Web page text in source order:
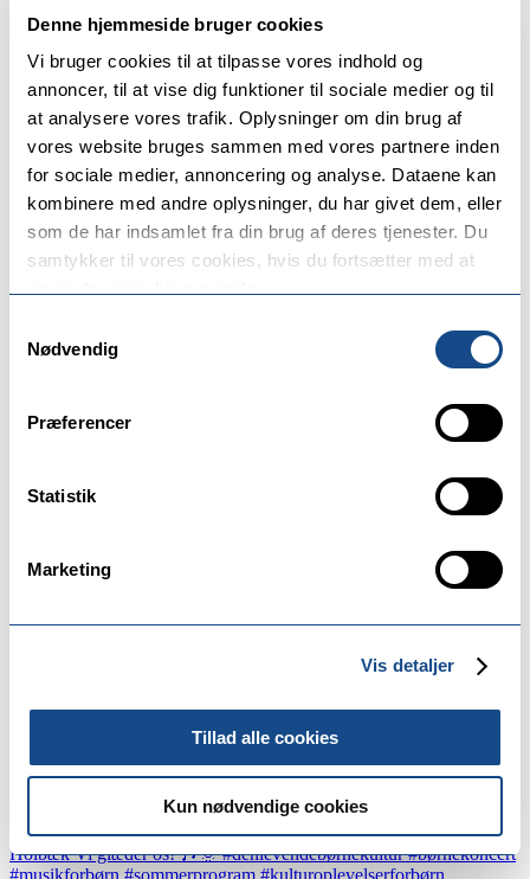
Denne hjemmeside bruger cookies
Vi bruger cookies til at tilpasse vores indhold og
annoncer, til at vise dig funktioner til sociale medier og til
at analysere vores trafik. Oplysninger om din brug af
vores website bruges sammen med vores partnere inden
for sociale medier, annoncering og analyse. Dataene kan
kombinere med andre oplysninger, du har givet dem, eller
som de har indsamlet fra din brug af deres tjenester. Du
samtykker til vores cookies, hvis du fortsætter med at
Nødvendig
Præferencer
Statistik
Marketing
Vis detaljer
Tillad alle cookies
Kun nødvendige cookies
Den Levende Børnekultur i Holbæk får besøg af @hou
Hvad har du og børnene af planer til sommer?🎶🌞 Hv